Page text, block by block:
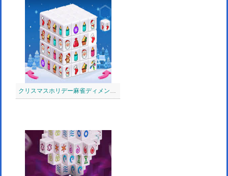
クリスマスホリデー麻雀ディメンション